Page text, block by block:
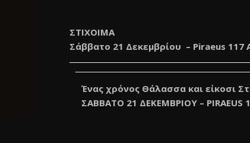
ΣΤΙΧΟΙΜΑ
Σάββατο 21 Δεκεμβρίου – Piraeus 117
Ένας χρόνος Θάλασσα και είκοσι
ΣΑΒΒΑΤΟ 21 ΔΕΚΕΜΒΡΙΟΥ – PIRAEUS